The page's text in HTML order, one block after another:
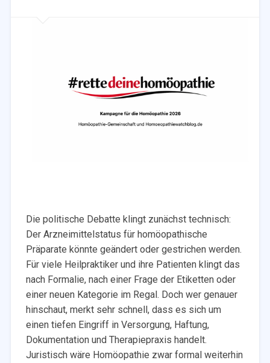
Die politische Debatte klingt zunächst technisch:
Der Arzneimittelstatus für homöopathische
Präparate könnte geändert oder gestrichen werden.
Für viele Heilpraktiker und ihre Patienten klingt das
nach Formalie, nach einer Frage der Etiketten oder
einer neuen Kategorie im Regal. Doch wer genauer
hinschaut, merkt sehr schnell, dass es sich um
einen tiefen Eingriff in Versorgung, Haftung,
Dokumentation und Therapiepraxis handelt.
Juristisch wäre Homöopathie zwar formal weiterhin